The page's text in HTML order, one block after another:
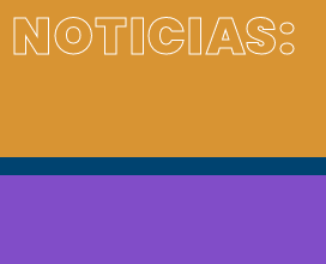
NOTICIAS: